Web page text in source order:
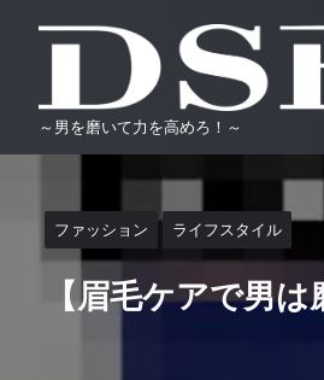
～男を磨いて力を高めろ！～
ファッション ライフスタイル
【眉毛ケアで男